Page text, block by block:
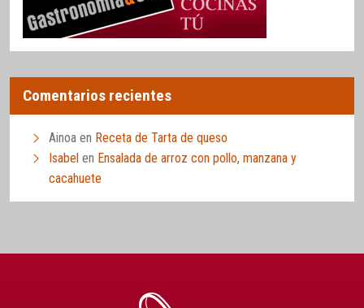
Comentarios recientes
Ainoa en Receta de Tarta de queso
Isabel en Ensalada de arroz con pollo, manzana y
cacahuete